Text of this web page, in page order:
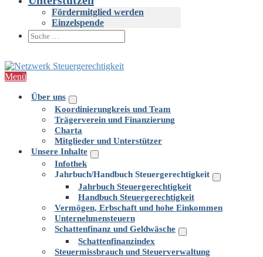
Fördermitglied werden
Einzelspende
Suche-
Suche
Menü
Über uns
Menü-
Schalter
Koordinierungkreis und Team
Trägerverein und Finanzierung
Charta
Mitglieder und Unterstützer
Unsere Inhalte
Menü-
Infothek
Jahrbuch/Handbuch Steuergerechtigkeit
Menü-
Jahrbuch Steuergerechtigkeit
Handbuch Steuergerechtigkeit
Vermögen, Erbschaft und hohe Einkommen
Unternehmensteuern
Schattenfinanz und Geldwäsche
Menü-
Schattenfinanzindex
Steuermissbrauch und Steuerverwaltung